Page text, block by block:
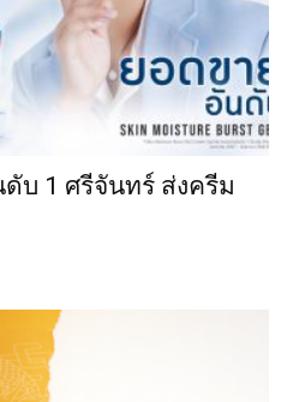
ดับ 1 ศรีจันทร์ ส่งครีม